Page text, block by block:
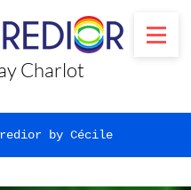
Charlot
by Cécile